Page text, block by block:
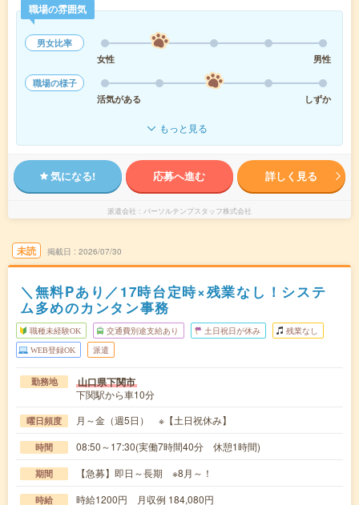
職場の雰囲気
男女比率
女性
男性
職場の様子
活気がある
しずか
もっと見る
気になる! 応募へ進む 詳しく見る
派遣会社 パーソルテンプスタッフ株式会社
未読 掲載日 2026/07/30
＼無料Pあり／17時台定時×残業なし！システ
ム多めのカンタン事務
職種未経験OK 交通費別途支給あり 土日祝日が休み 残業なし
WEB登録OK 派遣
勤務地 山口県下関市
下関駅から車10分
曜日頻度 月～金（週5日） ※【土日祝休み】
時間 08:50～17:30(実働7時間40分 休憩1時間)
期間 【急募】即日～長期 ※8月～！
時給 時給1200円 月収例 184,080円